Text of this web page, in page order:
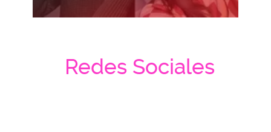
Redes Sociales